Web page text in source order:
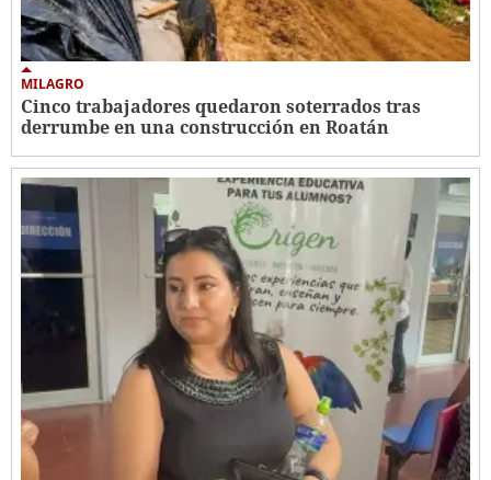
MILAGRO
Cinco trabajadores quedaron soterrados tras
derrumbe en una construcción en Roatán